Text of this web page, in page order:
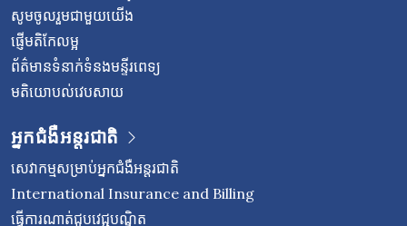
សូមចូលរួមជាមួយយើង
ផ្ញើមតិកែលម្អ
ព័ត៌មានទំនាក់ទំនងមន្ទីរពេទ្យ
មតិយោបល់វេបសាយ
អ្នកជំងឺអន្តរជាតិ
សេវាកម្មសម្រាប់អ្នកជំងឺអន្តរជាតិ
International Insurance and Billing
ធ្វើការណាត់ជួបវេជ្ជបណ្ឌិត